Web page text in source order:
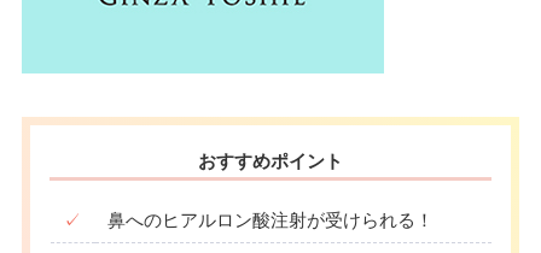
おすすめポイント
✓ 鼻へのヒアルロン酸注射が受けられる！